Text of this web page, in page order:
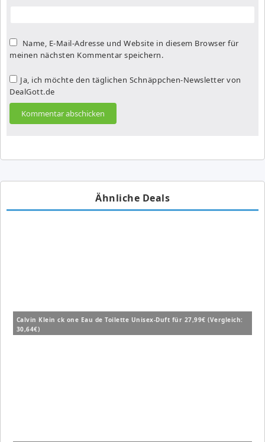
Name, E-Mail-Adresse und Website in diesem Browser für
meinen nächsten Kommentar speichern.
Ja, ich möchte den täglichen Schnäppchen-Newsletter von
DealGott.de
Ähnliche Deals
Calvin Klein ck one Eau de Toilette Unisex-Duft für 27,99€ (Vergleich:
30,64€)